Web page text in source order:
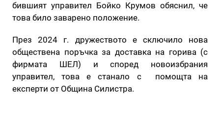
бившият управител Бойко Крумов обяснил, че
това било заварено положение.
През 2024 г. дружеството е сключило нова
обществена поръчка за доставка на горива (с
фирмата ШЕЛ) и според новоизбрания
управител, това е станало с помощта на
експерти от Община Силистра.